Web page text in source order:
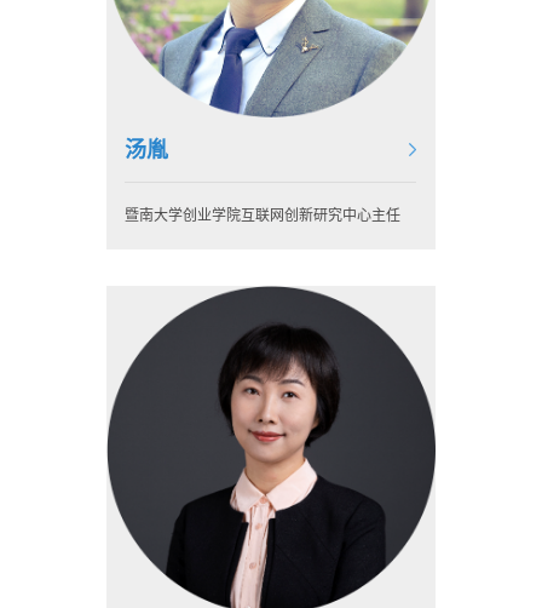
汤胤
暨南大学创业学院互联网创新研究中心主任